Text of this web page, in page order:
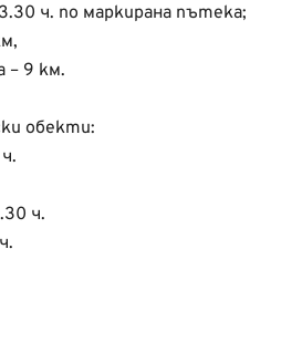
ч. по маркирана пътека;
– 9 км.
обекти:
ч.